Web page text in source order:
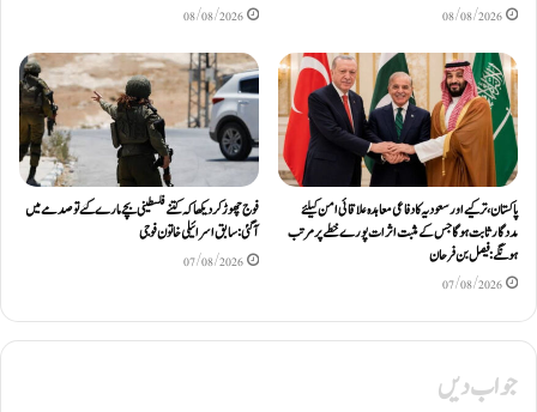
08/08/2026
08/08/2026
پاکستان، ترکیے اور سعودیہ کا دفاعی معاہدہ علاقائی امن کیلئے
مددگار ثابت ہوگا جس کے مثبت اثرات پورے خطے پر مرتب
ہونگے: فیصل بن فرحان
07/08/2026
فوج چھوڑ کر دیکھا کہ کتنے فلسطینی بچے مارے گئے تو صدمے میں
آگئی: سابق اسرائیلی خاتون فوجی
07/08/2026
جواب دیں